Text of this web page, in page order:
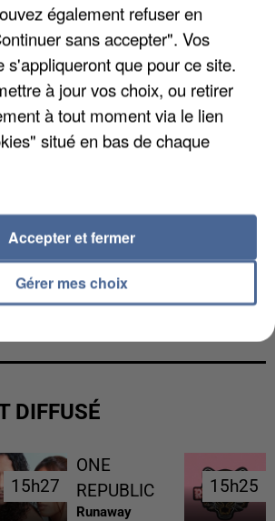
SUPPOSÉS DE LA DZ
DIFFUSÉ
15h27
15h27
ONE
REPUBLIC
Runaway
15h25
15h25
également refuser en
sans accepter". Vos
s'appliqueront que pour ce site.
à jour vos choix, ou retirer
à tout moment via le lien
situé en bas de chaque
Gérer mes choix
Accepter et fermer